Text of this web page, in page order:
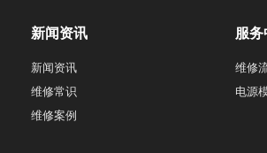
新闻资讯
新闻资讯
维修常识
维修案例
服务
维修
电源